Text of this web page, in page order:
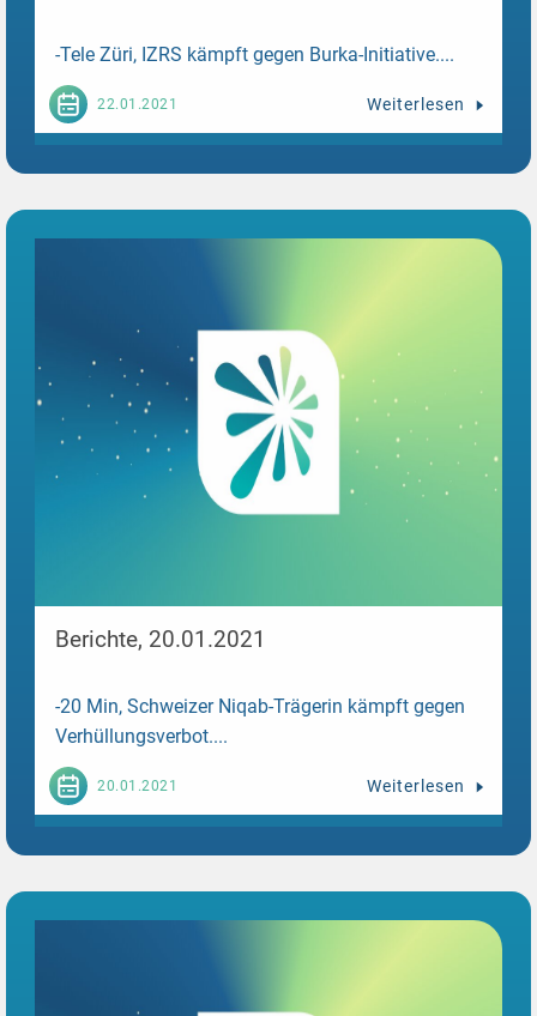
-Tele Züri, IZRS kämpft gegen Burka-Initiative....
22.01.2021 Weiterlesen
Berichte, 20.01.2021
-20 Min, Schweizer Niqab-Trägerin kämpft gegen
Verhüllungsverbot....
20.01.2021 Weiterlesen